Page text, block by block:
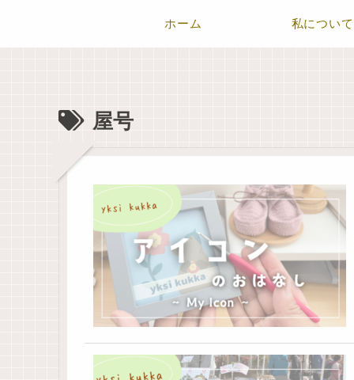
ホーム 私について
屋号